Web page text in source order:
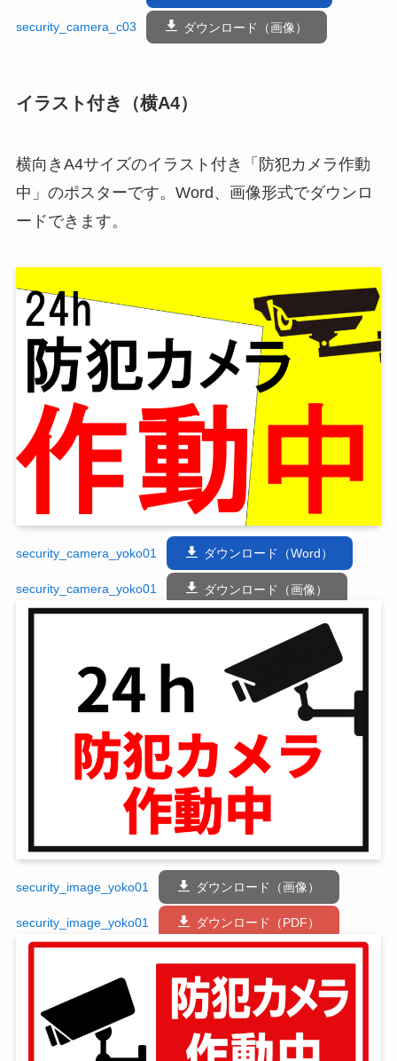
security_camera_c03 ダウンロード（画像）
イラスト付き（横A4）
横向きA4サイズのイラスト付き「防犯カメラ作動
中」のポスターです。Word、画像形式でダウンロ
ードできます。
security_camera_yoko01 ダウンロード（Word）
security_camera_yoko01 ダウンロード（画像）
security_image_yoko01 ダウンロード（画像）
security_image_yoko01 ダウンロード（PDF）